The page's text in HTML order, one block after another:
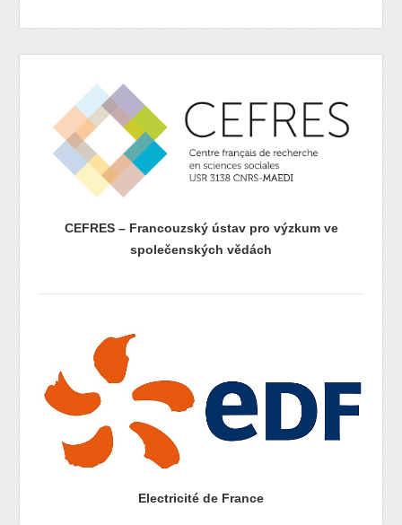
CEFRES – Francouzský ústav pro výzkum ve
společenských vědách
Electricité de France